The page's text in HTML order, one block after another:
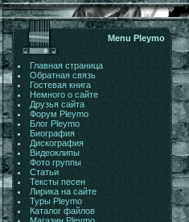
Menu Pleymo
Главная страница
Обратная связь
Гостевая книга
Немного о сайте
Друзья сайта
Форум Pleymo
Блог Pleymo
Биография
Дискография
Видеоклипы
Фото группы
Статьи
Тексты песен
Лирика на сайте
Туры Pleymo
Каталог файлов